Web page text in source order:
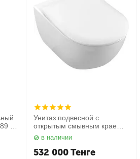
10
Унитаз подвесной с
открытым смывным краем в
комплекте с сиденьем
Subway 2.0 5614 R2 01
Villeroy&Boch
в наличии
532 000Тенге